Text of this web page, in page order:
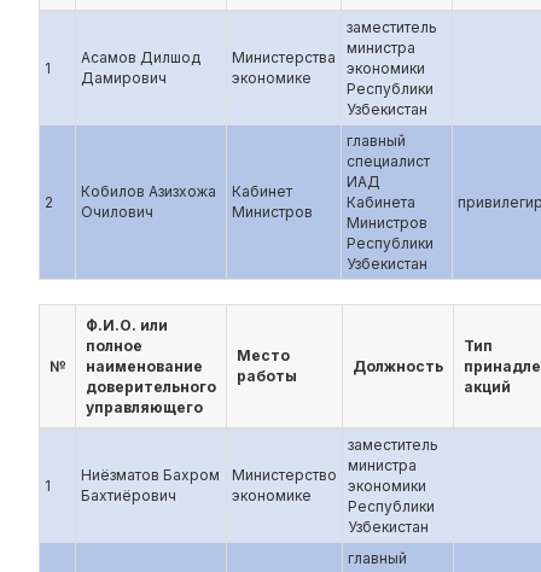
1
Асамов Дилшод
Дамирович
Министерства
экономике
заместитель
министра
экономики
Республики
Узбекистан
2
Кобилов Азизхожа
Очилович
Кабинет
Министров
главный
специалист
ИАД
Кабинета
Министров
Республики
Узбекистан
№
Ф.И.О. или
полное
наименование
доверительного
управляющего
Место
работы
Должность
Тип
акций
1
Ниёзматов Бахром
Бахтиёрович
Министерство
экономике
заместитель
министра
экономики
Республики
Узбекистан
главный